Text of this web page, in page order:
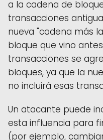
a la cadena de
transacciones
nueva "cadena más
bloque que vino
transacciones se
bloques, ya que la
no incluirá esas
Un atacante puede
esta influencia para
(por ejemplo,